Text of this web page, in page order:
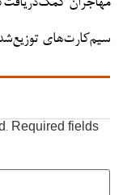
مهاجران کمک‌دریافت‌کرده:
سیم‌کارت‌های توزیع‌شده:
Required fields